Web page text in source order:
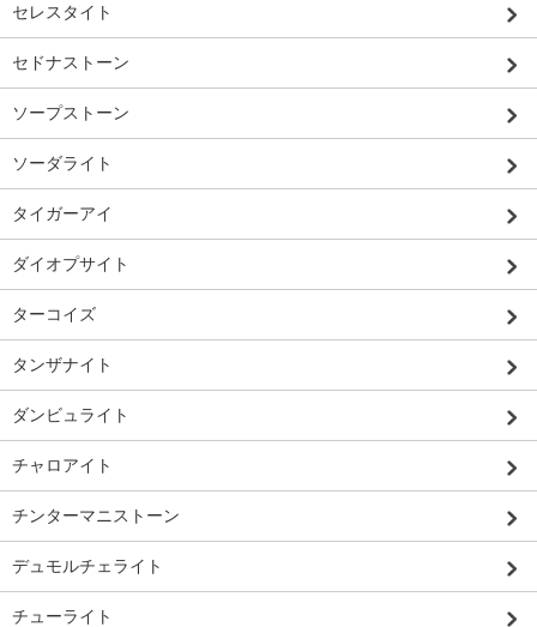
セレスタイト
セドナストーン
ソープストーン
ソーダライト
タイガーアイ
ダイオプサイト
ターコイズ
タンザナイト
ダンビュライト
チャロアイト
チンターマニストーン
デュモルチェライト
チューライト